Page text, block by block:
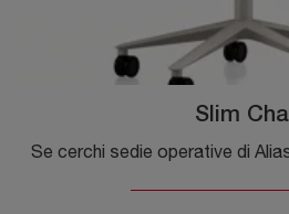
Slim